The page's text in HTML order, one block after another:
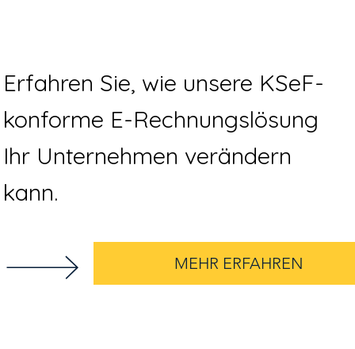
Erfahren Sie, wie unsere KSeF-
konforme E-Rechnungslösung
Ihr Unternehmen verändern
kann.
MEHR ERFAHREN